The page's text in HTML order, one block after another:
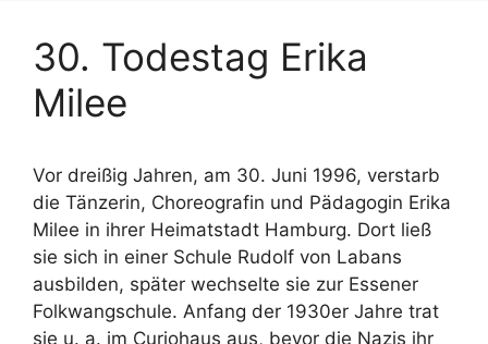
30. Todestag Erika
Milee
Vor dreißig Jahren, am 30. Juni 1996, verstarb
die Tänzerin, Choreografin und Pädagogin Erika
Milee in ihrer Heimatstadt Hamburg. Dort ließ
sie sich in einer Schule Rudolf von Labans
ausbilden, später wechselte sie zur Essener
Folkwangschule. Anfang der 1930er Jahre trat
sie u. a. im Curiohaus aus, bevor die Nazis ihr